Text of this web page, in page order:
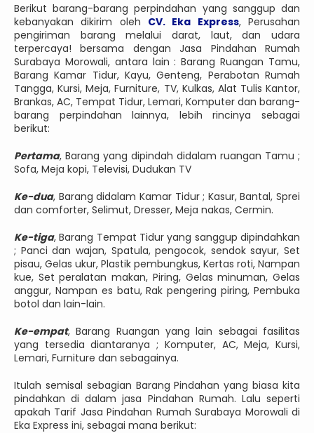
Berikut barang-barang perpindahan yang sanggup dan
kebanyakan dikirim oleh CV. Eka Express, Perusahan
pengiriman barang melalui darat, laut, dan udara
terpercaya! bersama dengan Jasa Pindahan Rumah
Surabaya Morowali, antara lain : Barang Ruangan Tamu,
Barang Kamar Tidur, Kayu, Genteng, Perabotan Rumah
Tangga, Kursi, Meja, Furniture, TV, Kulkas, Alat Tulis Kantor,
Brankas, AC, Tempat Tidur, Lemari, Komputer dan barang-
barang perpindahan lainnya, lebih rincinya sebagai
berikut:
Pertama, Barang yang dipindah didalam ruangan Tamu ;
Sofa, Meja kopi, Televisi, Dudukan TV
Ke-dua, Barang didalam Kamar Tidur ; Kasur, Bantal, Sprei
dan comforter, Selimut, Dresser, Meja nakas, Cermin.
Ke-tiga, Barang Tempat Tidur yang sanggup dipindahkan
; Panci dan wajan, Spatula, pengocok, sendok sayur, Set
pisau, Gelas ukur, Plastik pembungkus, Kertas roti, Nampan
kue, Set peralatan makan, Piring, Gelas minuman, Gelas
anggur, Nampan es batu, Rak pengering piring, Pembuka
botol dan lain-lain.
Ke-empat, Barang Ruangan yang lain sebagai fasilitas
yang tersedia diantaranya ; Komputer, AC, Meja, Kursi,
Lemari, Furniture dan sebagainya.
Itulah semisal sebagian Barang Pindahan yang biasa kita
pindahkan di dalam jasa Pindahan Rumah. Lalu seperti
apakah Tarif Jasa Pindahan Rumah Surabaya Morowali di
Eka Express ini, sebagai mana berikut: